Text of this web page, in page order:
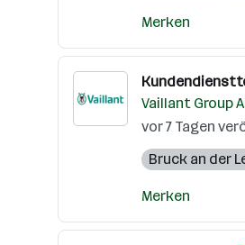
Merken
Vaillant Group
vor 7 Tagen
Bruck an der
Merken